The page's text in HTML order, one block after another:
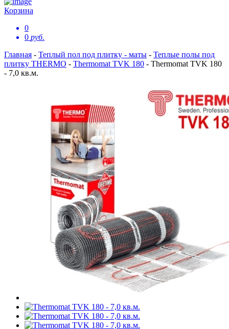
Корзина
0
0 руб.
Главная - Теплый пол под плитку - маты - Теплые полы под
плитку THERMO - Thermomat TVK 180 - Thermomat TVK 180
- 7,0 кв.м.